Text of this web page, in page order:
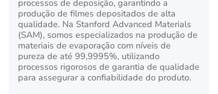
processos de deposição, garantindo a
produção de filmes depositados de alta
qualidade. Na Stanford Advanced Materials
(SAM), somos especializados na produção de
materiais de evaporação com níveis de
pureza de até 99,9995%, utilizando
processos rigorosos de garantia de qualidade
para assegurar a confiabilidade do produto.